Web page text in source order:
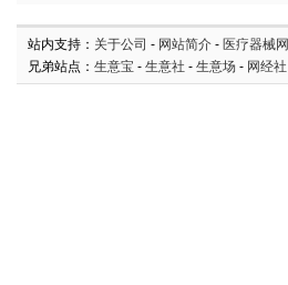
站内支持： 关于公司 - 网站简介 - 医疗器械网
兄弟站点： 生意宝 - 生意社 - 生意场 - 网经社